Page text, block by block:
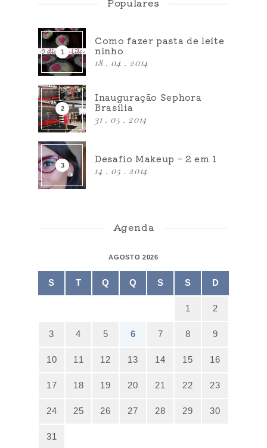
Como fazer pasta de leite
ninho
18 . 04 . 2014
Inauguração Sephora
Brasília
31 . 05 . 2014
Desafio Makeup – 2 em 1
14 . 05 . 2014
Agenda
AGOSTO 2026
S T Q Q S S D
1 2
3 4 5 6 7 8 9
10 11 12 13 14 15 16
17 18 19 20 21 22 23
24 25 26 27 28 29 30
31